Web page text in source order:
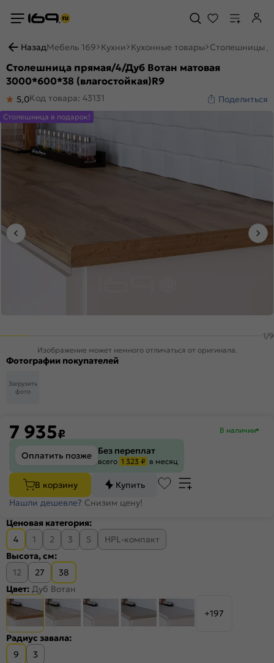
НазадМебель 169 Кухни Кухонные товары Столешницы
Столешница прямая/4/Дуб Вотан матовая
3000*600*38 (влагостойкая)R9
5,0Код товара: 43131 Поделиться
1/9
Столешница в подарок!
Изображение может немного отличаться от оригинала.
Фотографии покупателей
Загрузить
фото
7 935₽ В наличии
Оплатить позже Без переплат
всего 1 323 ₽ в месяц
В корзину
Купить
Нашли дешевле? Снизим цену!
Ценовая категория:
4
1 2 3 5
HPL-компакт
Высота, см:
12
27
38
Цвет: Дуб Вотан
+197
Радиус завала:
9
3